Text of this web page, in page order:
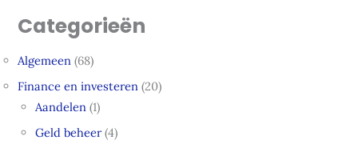
Categorieën
Algemeen (68)
Finance en investeren (20)
Aandelen (1)
Geld beheer(4)